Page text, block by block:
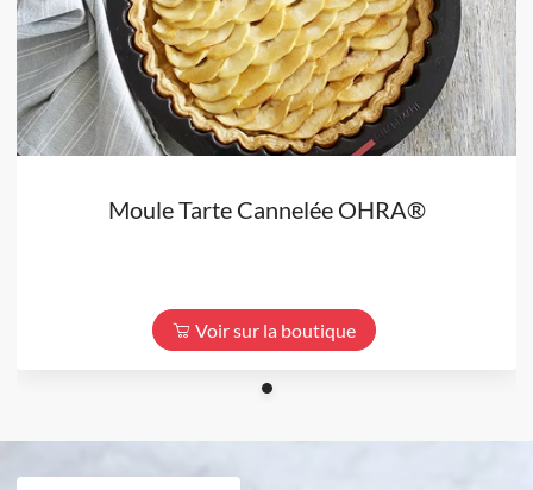
Moule Tarte Cannelée OHRA®
Voir sur la boutique